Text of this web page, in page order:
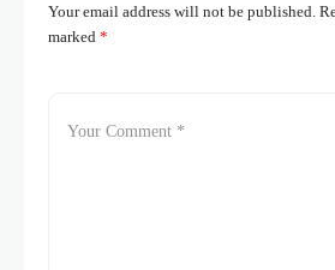
Your email address will not be published.
marked *